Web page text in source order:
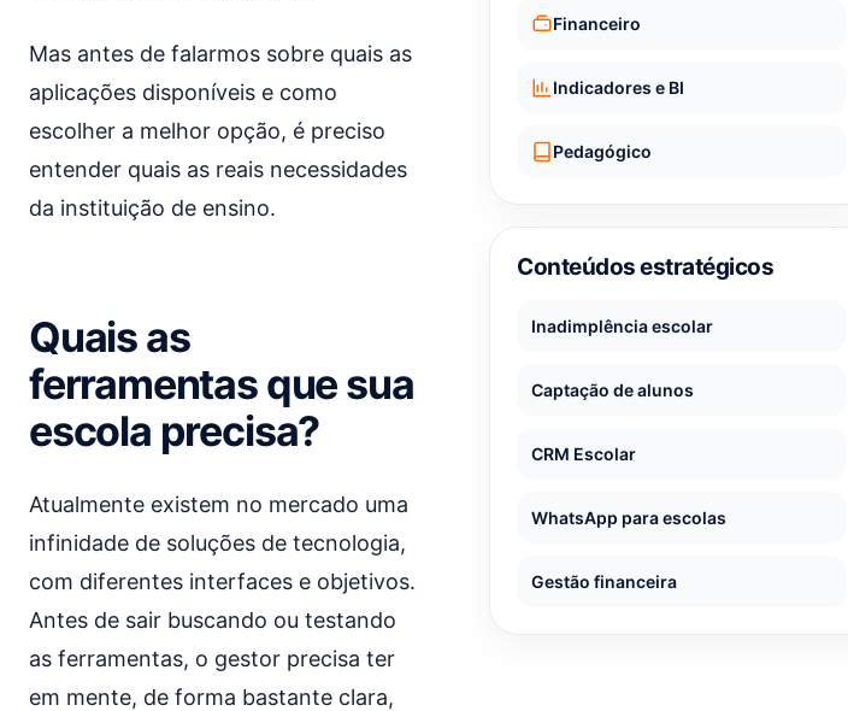
Mas antes de falarmos sobre quais as
aplicações disponíveis e como
escolher a melhor opção, é preciso
entender quais as reais necessidades
da instituição de ensino.
Quais as
ferramentas que sua
escola precisa?
Atualmente existem no mercado uma
infinidade de soluções de tecnologia,
com diferentes interfaces e objetivos.
Antes de sair buscando ou testando
as ferramentas, o gestor precisa ter
em mente, de forma bastante clara,
Financeiro
Indicadores e BI
Pedagógico
Conteúdos estratégicos
Inadimplência escolar
Captação de alunos
CRM Escolar
WhatsApp para escolas
Gestão financeira